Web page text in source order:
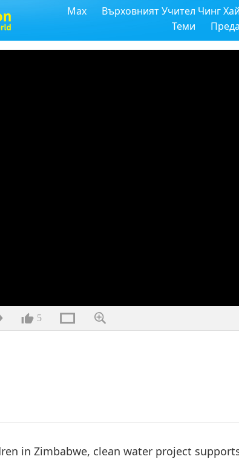
Max Върховният Учител Чинг Хай
Теми
5
in Zimbabwe, clean water project